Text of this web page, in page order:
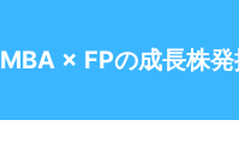
MBA × FPの成長株発